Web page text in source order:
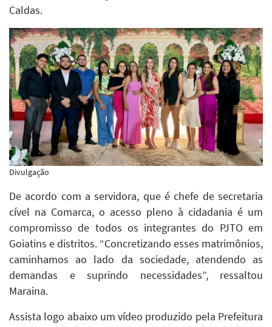
Caldas.
Divulgação
De acordo com a servidora, que é chefe de secretaria
cível na Comarca, o acesso pleno à cidadania é um
compromisso de todos os integrantes do PJTO em
Goiatins e distritos. “Concretizando esses matrimônios,
caminhamos ao lado da sociedade, atendendo as
demandas e suprindo necessidades”, ressaltou
Maraina.
Assista logo abaixo um vídeo produzido pela Prefeitura